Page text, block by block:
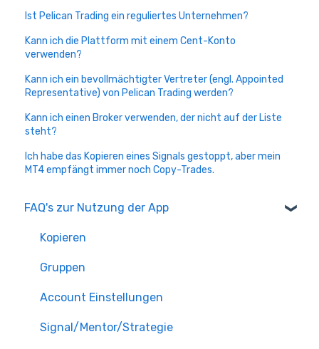
Ist Pelican Trading ein reguliertes Unternehmen?
Kann ich die Plattform mit einem Cent-Konto
verwenden?
Kann ich ein bevollmächtigter Vertreter (engl. Appointed
Representative) von Pelican Trading werden?
Kann ich einen Broker verwenden, der nicht auf der Liste
steht?
Ich habe das Kopieren eines Signals gestoppt, aber mein
MT4 empfängt immer noch Copy-Trades.
FAQ's zur Nutzung der App
Kopieren
Gruppen
Account Einstellungen
Signal/Mentor/Strategie